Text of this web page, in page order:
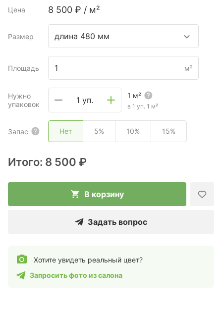
Цена 8 500 ₽ / м²
Размер длина 480 мм
Площадь м²
Нужно
упаковок
1 уп. 1 м²
в 1 уп. 1 м²
Запас Нет 5% 10% 15%
Итого: 8 500 ₽
В корзину
Задать вопрос
Хотите увидеть реальный цвет?
Запросить фото из салона